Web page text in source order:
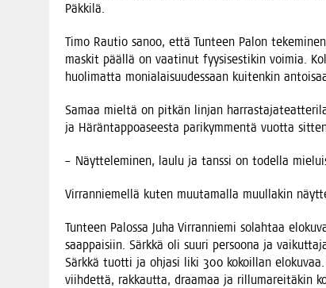
Päkkilä.
Timo Rau­tio sanoo, että Tun­teen Palon
mas­kit pääl­lä on vaa­ti­nut fyy­si­ses­ti­kin voi­mia.
huo­li­mat­ta monia­lai­suu­des­saan kui­ten­kin
Samaa miel­tä on pit­kän lin­jan
ja Härän­tap­poa­sees­ta pari­kym­men­tä vuot­ta
– Näyt­te­le­mi­nen, lau­lu ja tans­si on todel­la
Vir­ran­nie­mel­lä kuten muu­ta­mal­la muul­la­kin
Tun­teen Palos­sa Juha Vir­ran­nie­mi solah­taa
saap­pai­siin. Särk­kä oli suu­ri per­soo­na ja
Särk­kä tuot­ti ja ohja­si liki 300 kokoil­lan
viih­det­tä, rak­kaut­ta, draa­maa ja ril­lu­ma­rei­tä­kin